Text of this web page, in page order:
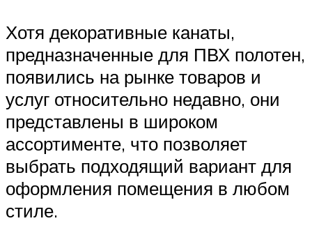
Хотя декоративные канаты,
предназначенные для ПВХ полотен,
появились на рынке товаров и
услуг относительно недавно, они
представлены в широком
ассортименте, что позволяет
выбрать подходящий вариант для
оформления помещения в любом
стиле.